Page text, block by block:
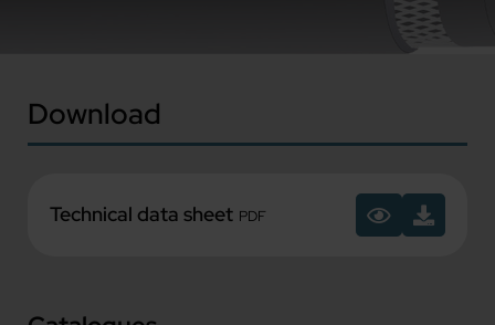
Download
Technical data sheet PDF